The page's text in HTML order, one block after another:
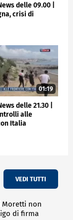
delle 09.00 |
crisi di
01:19
delle 21.30 |
alle
Italia
VEDI TUTTI
Moretti non
di firma